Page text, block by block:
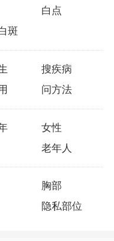
白点
斑
搜疾病
问方法
女性
老年人
胸部
隐私部位